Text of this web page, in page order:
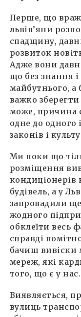
Перше, що
львів’яни
спадщину,
розвиток
Адже вони
що без знання і
майбутнього, а
важко зберегти
може, причина
одне до одного
законів і
Ми поки що
розміщення
кондиціонерів
будівель, а у
запровадили ще
жодного
обклеїти весь
справді
бачиш вивіски
мереж, які
того, що є у нас.
Виявляється,
вулиць